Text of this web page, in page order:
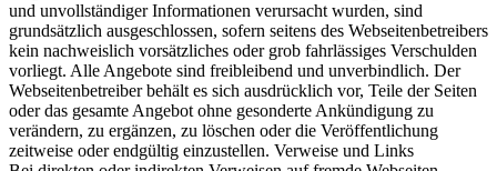
und unvollständiger Informationen verursacht wurden, sind
grundsätzlich ausgeschlossen, sofern seitens des Webseitenbetreibers
kein nachweislich vorsätzliches oder grob fahrlässiges Verschulden
vorliegt. Alle Angebote sind freibleibend und unverbindlich. Der
Webseitenbetreiber behält es sich ausdrücklich vor, Teile der Seiten
oder das gesamte Angebot ohne gesonderte Ankündigung zu
verändern, zu ergänzen, zu löschen oder die Veröffentlichung
zeitweise oder endgültig einzustellen. Verweise und Links